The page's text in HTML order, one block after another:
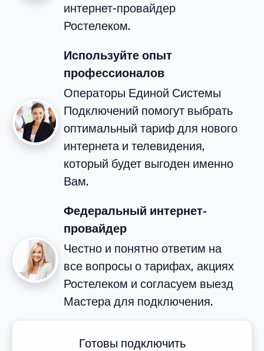
интернет-провайдер
Ростелеком.
Используйте опыт
профессионалов
Операторы Единой Системы
Подключений помогут выбрать
оптимальный тариф для нового
интернета и телевидения,
который будет выгоден именно
Вам.
Федеральный интернет-
провайдер
Честно и понятно ответим на
все вопросы о тарифах, акциях
Ростелеком и согласуем выезд
Мастера для подключения.
Готовы подключить